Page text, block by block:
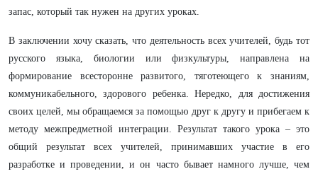
запас, который так нужен на других уроках.
В заключении хочу сказать, что деятельность всех учителей, будь тот
русского языка, биологии или физкультуры, направлена на
формирование всесторонне развитого, тяготеющего к знаниям,
коммуникабельного, здорового ребенка. Нередко, для достижения
своих целей, мы обращаемся за помощью друг к другу и прибегаем к
методу межпредметной интеграции. Результат такого урока – это
общий результат всех учителей, принимавших участие в его
разработке и проведении, и он часто бывает намного лучше, чем